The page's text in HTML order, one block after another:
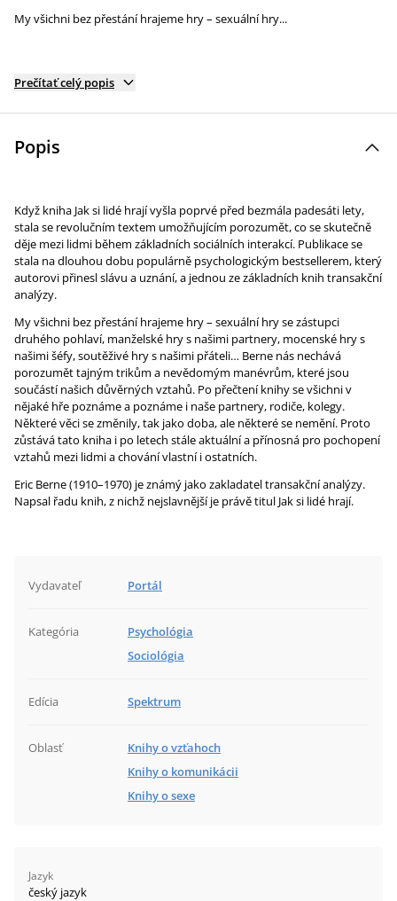
My všichni bez přestání hrajeme hry – sexuální hry...
Prečítať celý popis
Popis
Když kniha Jak si lidé hrají vyšla poprvé před bezmála padesáti lety,
stala se revolučním textem umožňujícím porozumět, co se skutečně
děje mezi lidmi během základních sociálních interakcí. Publikace se
stala na dlouhou dobu populárně psychologickým bestsellerem, který
autorovi přinesl slávu a uznání, a jednou ze základních knih transakční
analýzy.
My všichni bez přestání hrajeme hry – sexuální hry se zástupci
druhého pohlaví, manželské hry s našimi partnery, mocenské hry s
našimi šéfy, soutěživé hry s našimi přáteli… Berne nás nechává
porozumět tajným trikům a nevědomým manévrům, které jsou
součástí našich důvěrných vztahů. Po přečtení knihy se všichni v
nějaké hře poznáme a poznáme i naše partnery, rodiče, kolegy.
Některé věci se změnily, tak jako doba, ale některé se nemění. Proto
zůstává tato kniha i po letech stále aktuální a přínosná pro pochopení
vztahů mezi lidmi a chování vlastní i ostatních.
Eric Berne (1910–1970) je známý jako zakladatel transakční analýzy.
Napsal řadu knih, z nichž nejslavnější je právě titul Jak si lidé hrají.
Vydavateľ Portál
Kategória
Psychológia
Sociológia
Edícia Spektrum
Oblasť
Knihy o vzťahoch
Knihy o komunikácii
Knihy o sexe
Jazyk
český jazyk